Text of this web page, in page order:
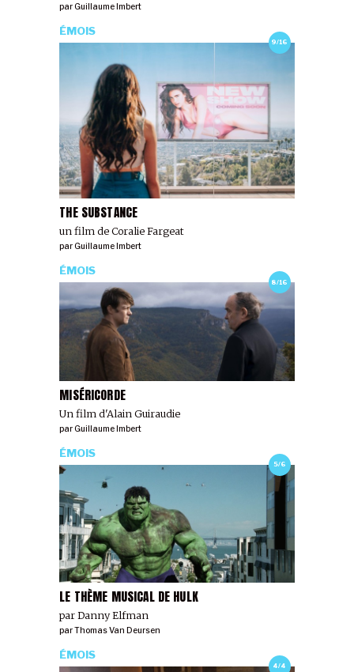
parGuillaume Imbert
9/16
THE SUBSTANCE
un film de Coralie Fargeat
ÉMOIS
parGuillaume Imbert
8/16
MISÉRICORDE
Un film d'Alain Guiraudie
ÉMOIS
parGuillaume Imbert
5/6
LE THÈME MUSICAL DE HULK
par Danny Elfman
ÉMOIS
parThomas Van Deursen
4/4
ÉMOIS